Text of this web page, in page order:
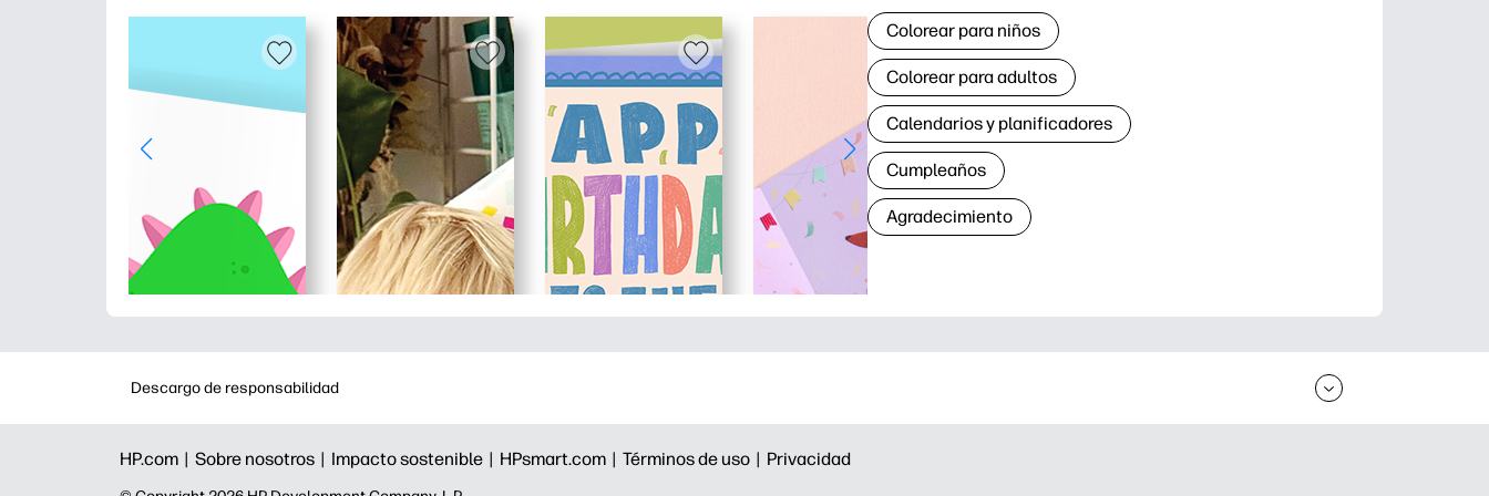
Colorear para niños
Colorear para adultos
Calendarios y planificadores
Cumpleaños
Agradecimiento
Descargo de responsabilidad
HP.com | Sobre nosotros | Impacto sostenible | HPsmart.com | Términos de uso | Privacidad